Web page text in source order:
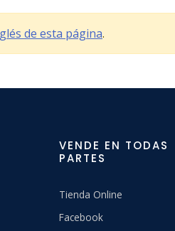
de esta página.
VENDE EN TODAS
PARTES
Tienda Online
Facebook